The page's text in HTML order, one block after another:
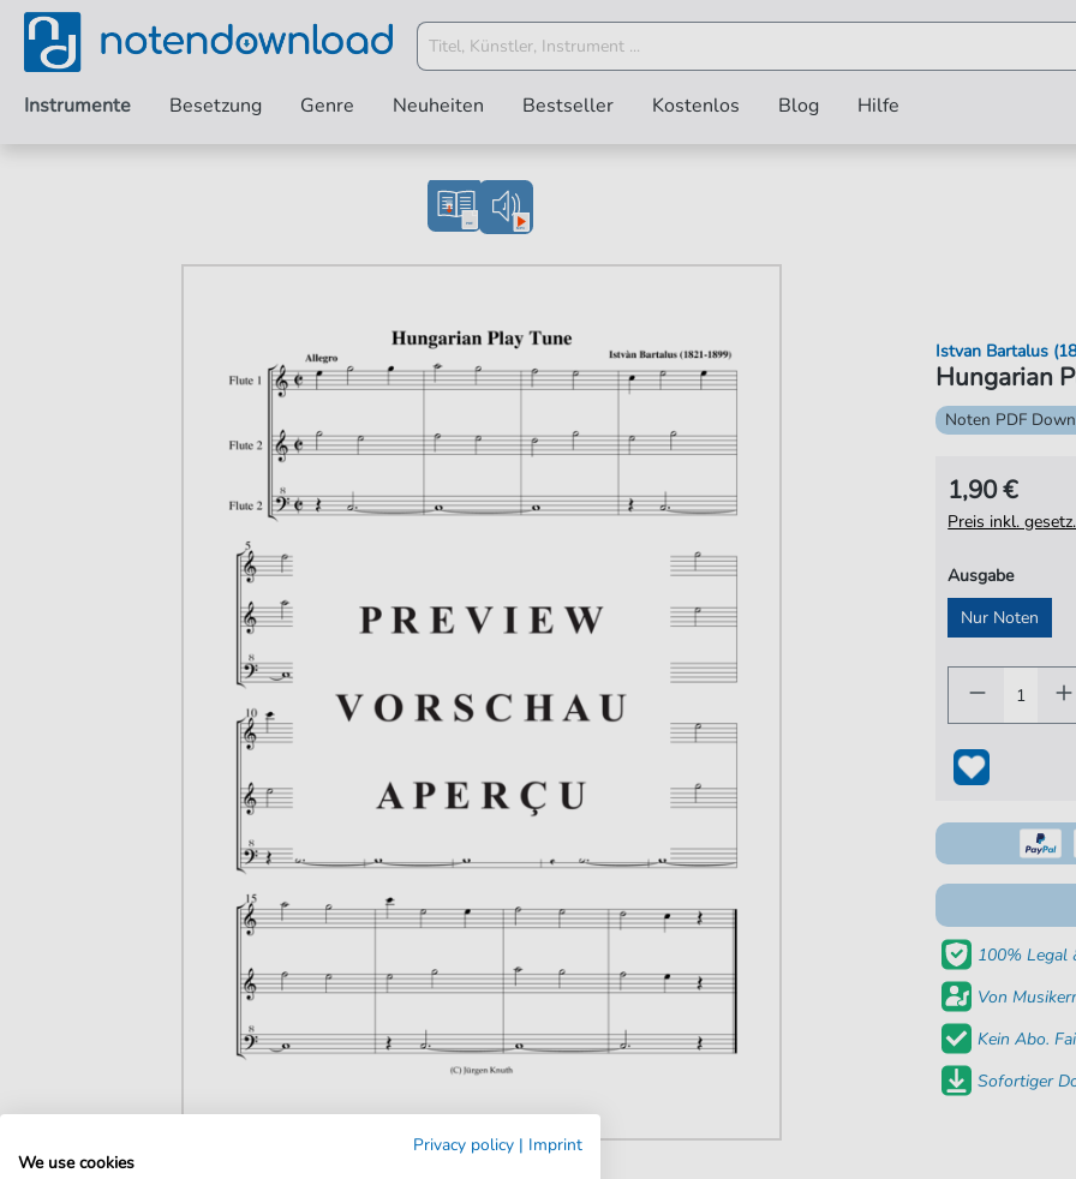
Instrumente Besetzung Genre Neuheiten Bestseller Kostenlos Blog Hilfe
Hungarian
Istvan Bartalus
Noten PDF
1,90 €
Preis inkl.
Ausgabe
Nur Noten
100% Legal
Von
Kein Abo.
Sofortiger
Privacy policy | Imprint
We use cookies